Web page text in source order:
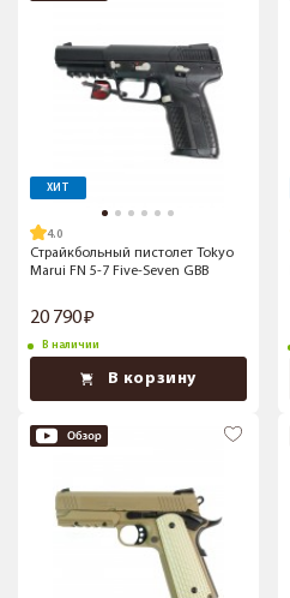
ХИТ
4.0
Страйкбольный пистолет Tokyo
Marui FN 5-7 Five-Seven GBB
20 790
В наличии
В корзину